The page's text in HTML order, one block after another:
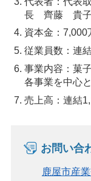
長 齊藤 貴子
資本金：7,000
従業員数：連
事業内容：菓
各事業を中心
売上高：連結
お問い合
鹿屋市産